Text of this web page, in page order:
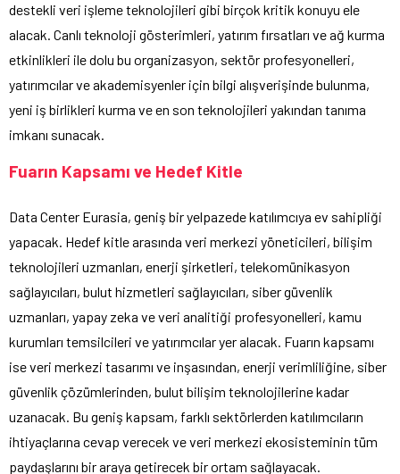
destekli veri işleme teknolojileri gibi birçok kritik konuyu ele
alacak. Canlı teknoloji gösterimleri, yatırım fırsatları ve ağ kurma
etkinlikleri ile dolu bu organizasyon, sektör profesyonelleri,
yatırımcılar ve akademisyenler için bilgi alışverişinde bulunma,
yeni iş birlikleri kurma ve en son teknolojileri yakından tanıma
imkanı sunacak.
Fuarın Kapsamı ve Hedef Kitle
Data Center Eurasia, geniş bir yelpazede katılımcıya ev sahipliği
yapacak. Hedef kitle arasında veri merkezi yöneticileri, bilişim
teknolojileri uzmanları, enerji şirketleri, telekomünikasyon
sağlayıcıları, bulut hizmetleri sağlayıcıları, siber güvenlik
uzmanları, yapay zeka ve veri analitiği profesyonelleri, kamu
kurumları temsilcileri ve yatırımcılar yer alacak. Fuarın kapsamı
ise veri merkezi tasarımı ve inşasından, enerji verimliliğine, siber
güvenlik çözümlerinden, bulut bilişim teknolojilerine kadar
uzanacak. Bu geniş kapsam, farklı sektörlerden katılımcıların
ihtiyaçlarına cevap verecek ve veri merkezi ekosisteminin tüm
paydaşlarını bir araya getirecek bir ortam sağlayacak.